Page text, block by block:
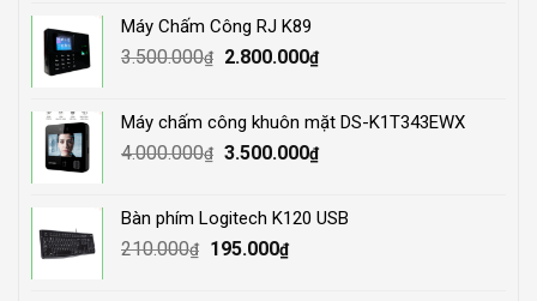
1.500.000₫.
Máy Chấm Công RJ K89
3.500.000₫
Original
3.500.000₫.
2.800.000₫Current
2.800.000₫.
Máy chấm công khuôn mặt DS-K1T343EWX
4.000.000₫ Original
4.000.000₫.
3.500.000₫Current
3.500.000₫.
Bàn phím Logitech K120 USB
210.000₫
Original
195.000₫Current